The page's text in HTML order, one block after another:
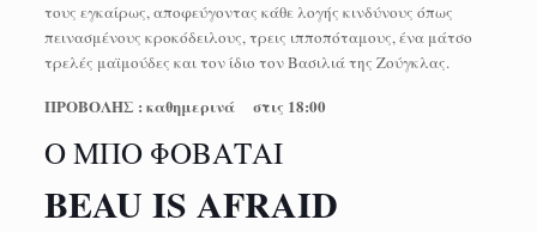
τους εγκαίρως, αποφεύγοντας κάθε λογής κινδύνους όπως
πεινασμένους κροκόδειλους, τρεις ιπποπόταμους, ένα μάτσο
τρελές μαϊμούδες και τον ίδιο τον Βασιλιά της Ζούγκλας.
ΠΡΟΒΟΛΗΣ : καθημερινά στις 18:00
Ο ΜΠΟ ΦΟΒΑΤΑΙ
BEAU IS AFRAID